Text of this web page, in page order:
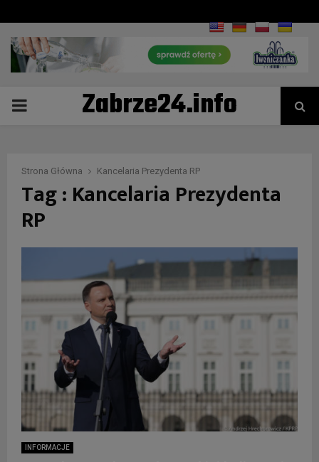
PRIMARYZabrze24.info
Strona Główna Kancelaria Prezydenta RP
Tag : Kancelaria Prezydenta
RP
INFORMACJE